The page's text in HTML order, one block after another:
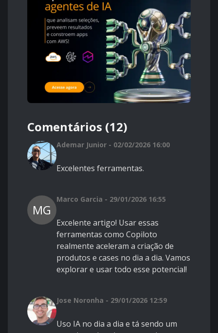
Comentários (12)
Ademar Junior - 02/02/2026 16:00
Excelentes ferramentas.
MG
Marco Garcia - 29/01/2026 16:55
Excelente artigo! Usar essas
ferramentas como Copiloto
realmente aceleram a criação de
produtos e cases no dia a dia. Vamos
explorar e usar todo esse potencial!
Jose Noronha - 29/01/2026 12:59
Uso IA no dia a dia e tá sendo um